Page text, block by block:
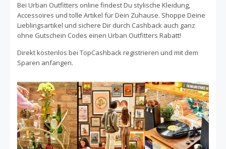
einen besonderen Charme ausstrahlen. Wer gerne seine
Persönlichkeit durch seinen Stil ausdrückt, der wird beim
Shoppen bei Urban Outfitters besonders viel Spaß haben.
Die vielen Muster, Farben und Stile regen zum kreativen
Styling an. Und auch die Qualität der Artikel wird von
vielen Kunden besonders geschätzt. Im Sale von Urban
Outfitters kannst Du Dir so einige Top Angebote anzeigen
lassen und so ordentlich sparen. Gerade wenn Du dir bei
Urban Outfitters ein paar besondere Investment Pieces
kaufen willst, die Deinem Kleiderschrank lange erhalten
bleiben sollen, lohnt es sich, unsere Cashback-Angebote
zu nutzen. Bekomme so einen noch besseren Deal auf
Deine Bestellung! Um direkt mit dem Cashback sammeln
zu beginnen, gehst Du einfach über unsere Seite auf den
Bei Urban Outfitters online findest Du stylische Kleidung,
Accessoires und tolle Artikel für Dein Zuhause. Shoppe Deine
Lieblingsartikel und sichere Dir durch Cashback auch ganz
ohne Gutschein Codes einen Urban Outfitters Rabatt!
Direkt kostenlos bei TopCashback registrieren und mit dem
Sparen anfangen.